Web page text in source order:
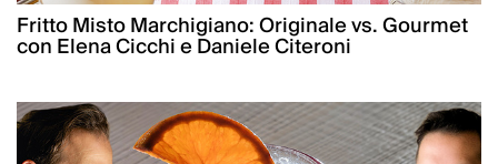
Fritto Misto Marchigiano: Originale vs. Gourmet
con Elena Cicchi e Daniele Citeroni